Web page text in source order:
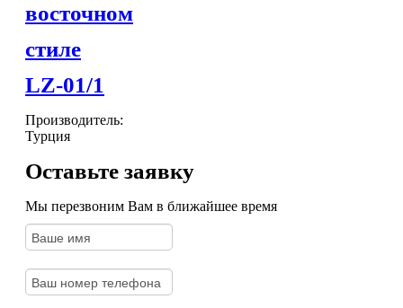
восточном
стиле
LZ-01/1
Производитель:
Турция
Оставьте заявку
Мы перезвоним Вам в ближайшее время